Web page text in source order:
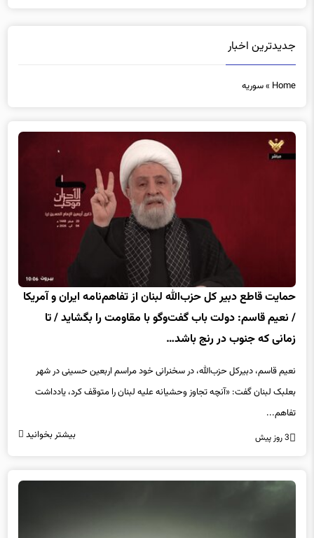
جدیدترین اخبار
Home
»سوریه
حمایت قاطع دبیر کل حزب‌الله لبنان از تفاهم‌نامه ایران و آمریکا
/ نعیم قاسم: دولت باب گفت‌وگو با مقاومت را بگشاید / تا
زمانی که جنوب در رنج باشد…
نعیم قاسم، دبیرکل حزب‌الله، در سخنرانی خود مراسم اربعین حسینی در شهر
بعلبک لبنان گفت: «آنچه تجاوز وحشیانه علیه لبنان را متوقف کرد، یادداشت
تفاهم...
3 روز پیش بیشتر بخوانید